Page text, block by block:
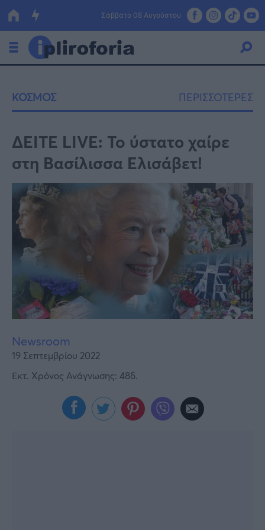
Σάββατο 08 Αυγούστου
Οικονομία
Πολιτική
Τράπεζες
Επιδοτήσεις
ΕΣΠΑ
Κόσμος
Lifestyle
Αθλητικά
Γυναίκα
Καιρός
ΚΟΣΜΟΣ ΠΕΡΙΣΣΟΤΕΡΕΣ
ΔΕΙΤΕ LIVE: To ύστατο χαίρε
στη Βασίλισσα Ελισάβετ!
Newsroom
19 Σεπτεμβρίου 2022
Εκτ. Χρόνος Ανάγνωσης: 48δ.